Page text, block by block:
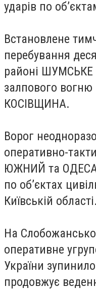
ударів по
Встановлене
перебування
районі ШУМСЬКЕ
залпового вогню
КОСІВЩИНА.
Ворог
оперативно-
ЮЖНИЙ та
по об’єктах
Київській області.
На
оперативне
України
продовжує